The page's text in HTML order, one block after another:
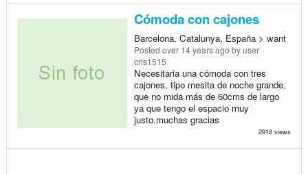
Cómoda con cajones
Barcelona, Catalunya, España > want
Posted over 14 years ago by user
cris1515
Necesitaria una cómoda con tres
cajones, tipo mesita de noche grande,
que no mida más de 60cms de largo
ya que tengo el espacio muy
justo.muchas gracias
2918 views